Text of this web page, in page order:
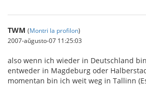
TWM (Montri la profilon)
2007-aŭgusto-07 11:25:03
also wenn ich wieder in Deutschland
entweder in Magdeburg oder
momentan bin ich weit weg in Tallinn